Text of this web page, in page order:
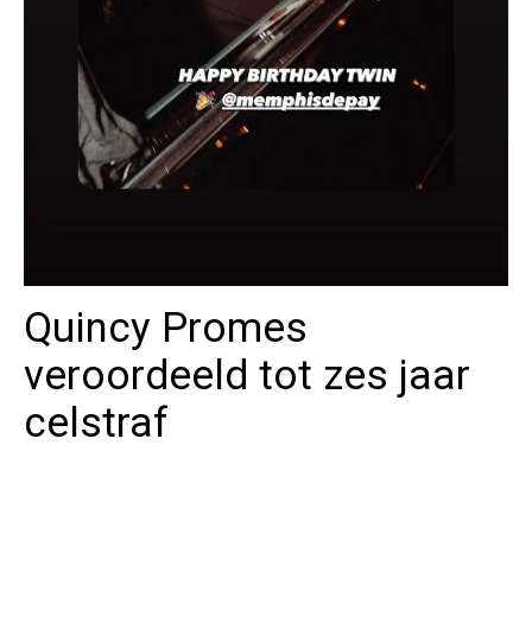
Quincy Promes
veroordeeld tot zes jaar
celstraf